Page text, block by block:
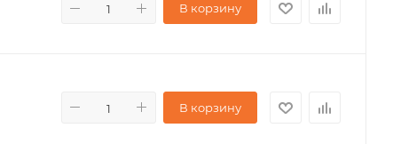
В корзину
В корзину